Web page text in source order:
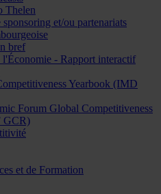
Thelen
sponsoring et/ou partenariats
bref
l'Économie - Rapport interactif
Yearbook (IMD
Forum Global Competitiveness
GCR)
et de Formation